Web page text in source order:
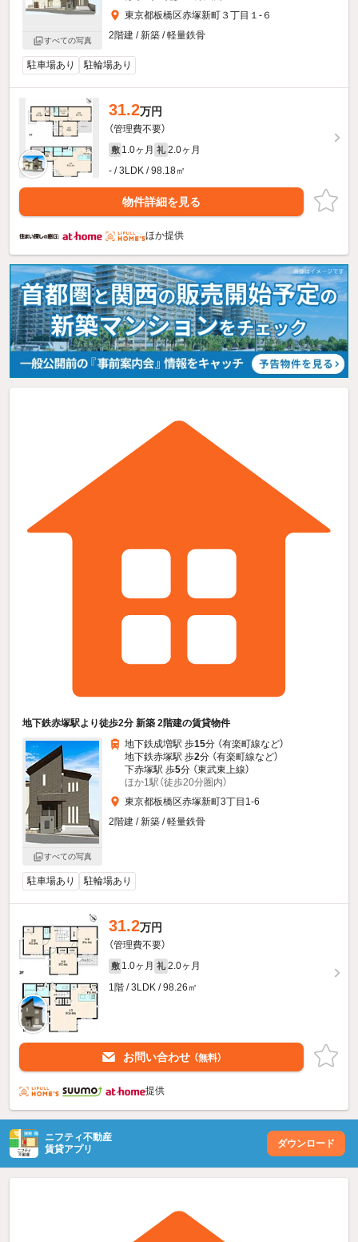
すべての写真
東京都板橋区赤塚新町３丁目１-６
2階建 / 新築 / 軽量鉄骨
駐車場あり 駐輪場あり
31.2万円
（管理費不要）
敷 1.0ヶ月 礼 2.0ヶ月
- / 3LDK / 98.18㎡
物件詳細を見る
ほか提供
地下鉄赤塚駅より徒歩2分 新築 2階建の賃貸物件
すべての写真
地下鉄成増駅 歩15分 （有楽町線など）
地下鉄赤塚駅 歩2分 （有楽町線など）
下赤塚駅 歩5分 （東武東上線）
ほか1駅（徒歩20分圏内）
東京都板橋区赤塚新町3丁目1-6
2階建 / 新築 / 軽量鉄骨
駐車場あり 駐輪場あり
31.2万円
（管理費不要）
敷 1.0ヶ月 礼 2.0ヶ月
1階 / 3LDK / 98.26㎡
お問い合わせ （無料）
提供
ニフティ不動産
賃貸アプリ
ダウンロード